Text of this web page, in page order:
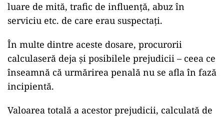
luare de mită, trafic de influență, abuz în
serviciu etc. de care erau suspectați.
În multe dintre aceste dosare, procurorii
calculaseră deja și posibilele prejudicii – ceea ce
înseamnă că urmărirea penală nu se afla în fază
incipientă.
Valoarea totală a acestor prejudicii, calculată de